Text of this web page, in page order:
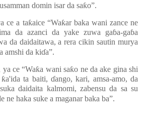
domin isar da saƙo”.
ce a taƙaice “Waƙar baka wani zance ne
da azanci da yake zuwa gaɓa-gaɓa
da daidaitawa, a rera cikin sautin murya
amshi da kiɗa”.
ce “Waƙa wani saƙo ne da ake gina shi
ƙa'ida ta baiti,ɗango, kari, amsa-amo, da
daidaita kalmomi, zabensu da sa su
ne haka suke a maganar baka ba”.